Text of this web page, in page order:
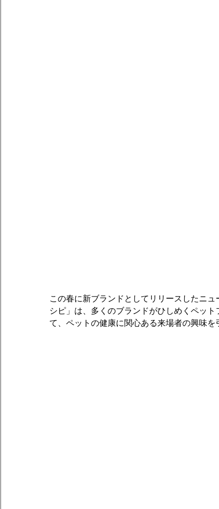
この春に新ブランドとしてリリースしたニ
シピ」は、多くのブランドがひしめくペッ
て、ペットの健康に関心ある来場者の興味